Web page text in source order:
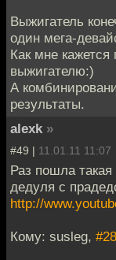
Выжигатель
один мега-
Как мне кажется
выжигателю:)
А
результаты.
alexk »
#49 | 11.01.11 11:07
Раз пошла такая
дедуля с
http://
Кому: susleg, #28